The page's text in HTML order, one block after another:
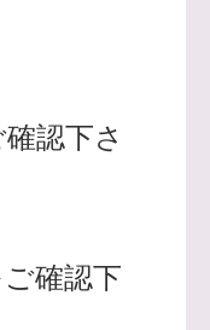
認下さ
確認下